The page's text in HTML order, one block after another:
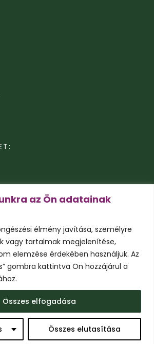
az Ön adatainak
élmény javítása, személyre
vagy tartalmak megjelenítése,
elemzése érdekében használjuk. Az
gombra kattintva Ön hozzájárul a
Összes elutasítása
Összes elfogadása
© 2026 Pálmavilág.hu
feltételekAdatkezelési tájékoztató
Süti tájékoztató